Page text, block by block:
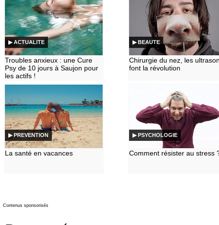
▶ ACTUALITE
Troubles anxieux : une Cure
Psy de 10 jours à Saujon pour
les actifs !
▶ BEAUTE
Chirurgie du nez, les
font la révolution
▶ PREVENTION
La santé en vacances
▶ PSYCHOLOGIE
Comment résister au stress
Contenus sponsorisés